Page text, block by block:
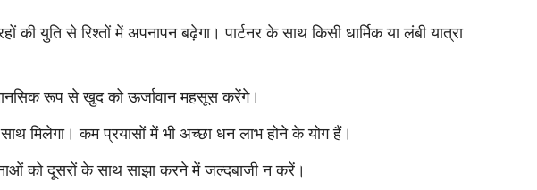
की युति से रिश्तों में अपनापन बढ़ेगा। पार्टनर के साथ किसी धार्मिक या लंबी यात्रा
रूप से खुद को ऊर्जावान महसूस करेंगे।
साथ मिलेगा। कम प्रयासों में भी अच्छा धन लाभ होने के योग हैं।
को दूसरों के साथ साझा करने में जल्दबाजी न करें।